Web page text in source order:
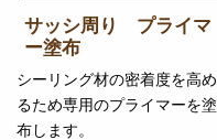
サッシ周り プライマ
ー塗布
シーリング材の密着度を高め
るため専用のプライマーを塗
布します。